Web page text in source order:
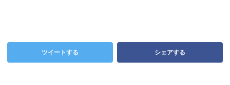
ツイートする シェアする